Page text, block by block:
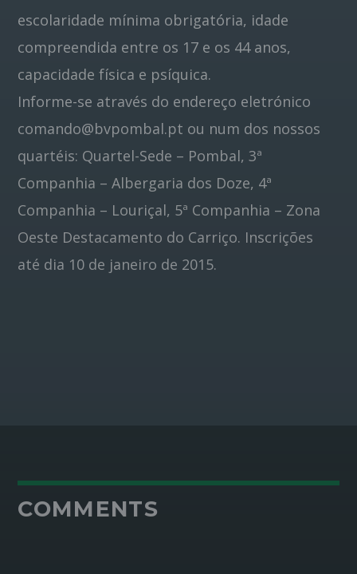
escolaridade mínima obrigatória, idade
compreendida entre os 17 e os 44 anos,
capacidade física e psíquica.
Informe-se através do endereço eletrónico
comando@bvpombal.pt ou num dos nossos
quartéis: Quartel-Sede – Pombal, 3ª
Companhia – Albergaria dos Doze, 4ª
Companhia – Louriçal, 5ª Companhia – Zona
Oeste Destacamento do Carriço. Inscrições
até dia 10 de janeiro de 2015.
COMMENTS